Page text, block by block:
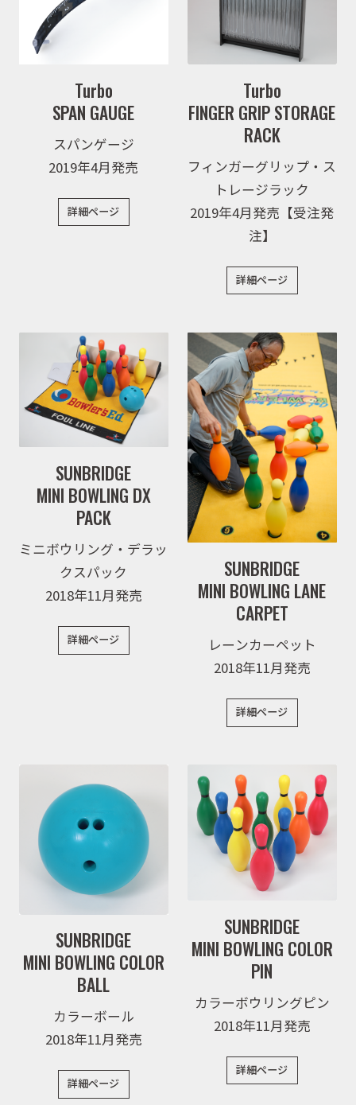
Turbo
SPAN GAUGE
スパンゲージ
2019年4月発売
詳細ページ
Turbo
FINGER GRIP STORAGE
RACK
フィンガーグリップ・ス
トレージラック
2019年4月発売【受注発
注】
詳細ページ
SUNBRIDGE
MINI BOWLING DX
PACK
ミニボウリング・デラッ
クスパック
2018年11月発売
詳細ページ
SUNBRIDGE
MINI BOWLING LANE
CARPET
レーンカーペット
2018年11月発売
詳細ページ
SUNBRIDGE
MINI BOWLING COLOR
BALL
カラーボール
2018年11月発売
詳細ページ
SUNBRIDGE
MINI BOWLING COLOR
PIN
カラーボウリングピン
2018年11月発売
詳細ページ